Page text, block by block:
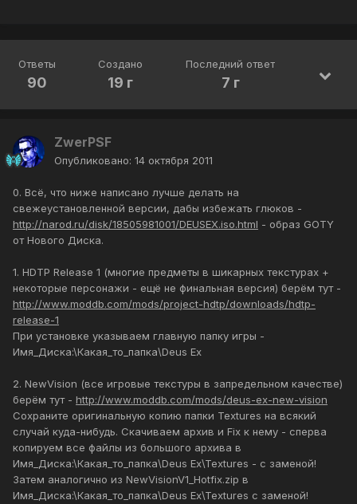
Ответы
90
Создано
19 г
Последний ответ
7 г
ZwerPSF
Опубликовано: 14 октября 2011
0. Всё, что ниже написано лучше делать на
свежеустановленной версии, дабы избежать глюков -
http://narod.ru/disk/18505981001/DEUSEX.iso.html - образ GOTY
от Нового Диска.
1. HDTP Release 1 (многие предметы в шикарных текстурах +
некоторые персонажи - ещё не финальная версия) берём тут -
http://www.moddb.com/mods/project-hdtp/downloads/hdtp-
release-1
При установке указываем главную папку игры -
Имя_Диска:\Какая_то_папка\Deus Ex
2. NewVision (все игровые текстуры в запредельном качестве)
берём тут - http://www.moddb.com/mods/deus-ex-new-vision
Сохраните оригинальную копию папки Textures на всякий
случай куда-нибудь. Скачиваем архив и Fix к нему - сперва
копируем все файлы из большого архива в
Имя_Диска:\Какая_то_папка\Deus Ex\Textures - с заменой!
Затем аналогично из NewVisionV1_Hotfix.zip в
Имя_Диска:\Какая_то_папка\Deus Ex\Textures с заменой!